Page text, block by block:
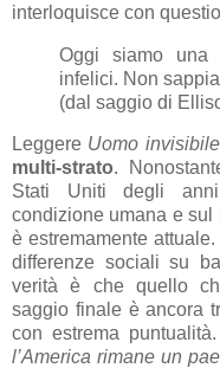
interloquisce con
Oggi siamo una
infelici. Non
(dal saggio di
Leggere Uomo invisibile
multi-strato.
Stati Uniti degli
condizione umana e sul
è estremamente
differenze sociali su
verità è che quello
saggio finale è ancora
con estrema
l’America rimane un